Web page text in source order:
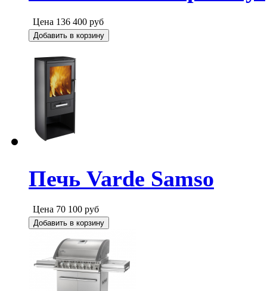
Цена 136 400 руб
Добавить в корзину
Печь Varde Samso
Цена 70 100 руб
Добавить в корзину